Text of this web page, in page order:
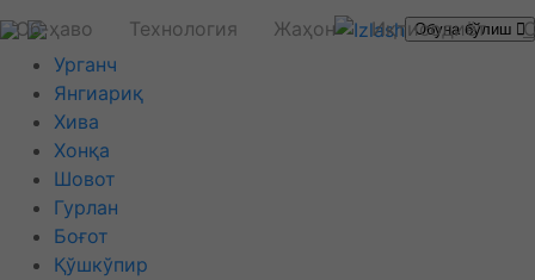
Об-ҳаво Технология Жаҳон Иқтисодиёт
Обуна бўлиш
Урганч
Янгиариқ
Хива
Хонқа
Шовот
Гурлан
Боғот
Қўшкўпир